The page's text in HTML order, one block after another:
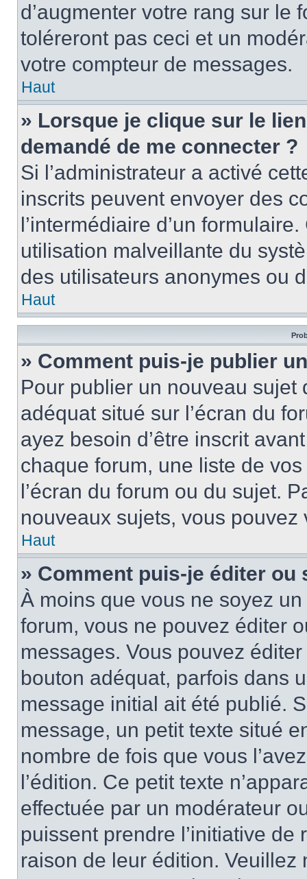
d’augmenter votre rang sur le
toléreront pas ceci et un
votre compteur de messages.
Haut
» Lorsque je clique sur le
demandé de me connecter ?
Si l’administrateur a activé
inscrits peuvent envoyer des
l’intermédiaire d’un
utilisation malveillante du
des utilisateurs anonymes ou
Haut
» Comment puis-je publier
Pour publier un nouveau
adéquat situé sur l’écran du
ayez besoin d’être inscrit
chaque forum, une liste de
l’écran du forum ou du sujet.
nouveaux sujets, vous
Haut
» Comment puis-je éditer
À moins que vous ne soyez
forum, vous ne pouvez éditer
messages. Vous pouvez
bouton adéquat, parfois dans
message initial ait été publié.
message, un petit texte situé
nombre de fois que vous
l’édition. Ce petit texte
effectuée par un modérateur
puissent prendre l’initiative
raison de leur édition.